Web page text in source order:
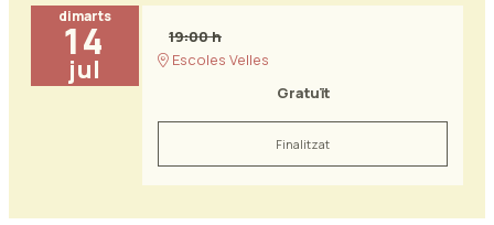
dimarts
14
jul
19:00 h
Escoles Velles
Gratuït
Finalitzat